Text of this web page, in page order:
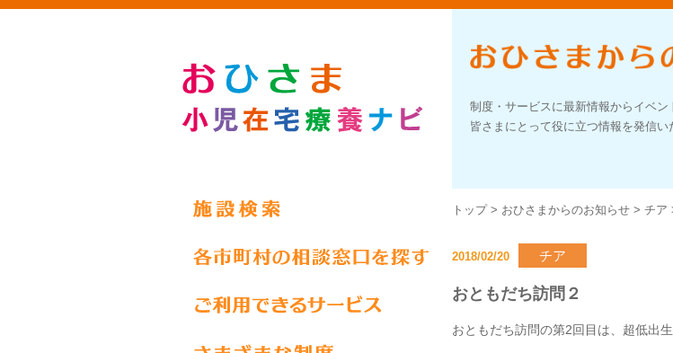
制度・サービスに最新情報からイベン
皆さまにとって役に立つ情報を発信い
トップ> おひさまからのお知らせ> チア
2018/02/20 チア
おともだち訪問２
おともだち訪問の第2回目は、超低出